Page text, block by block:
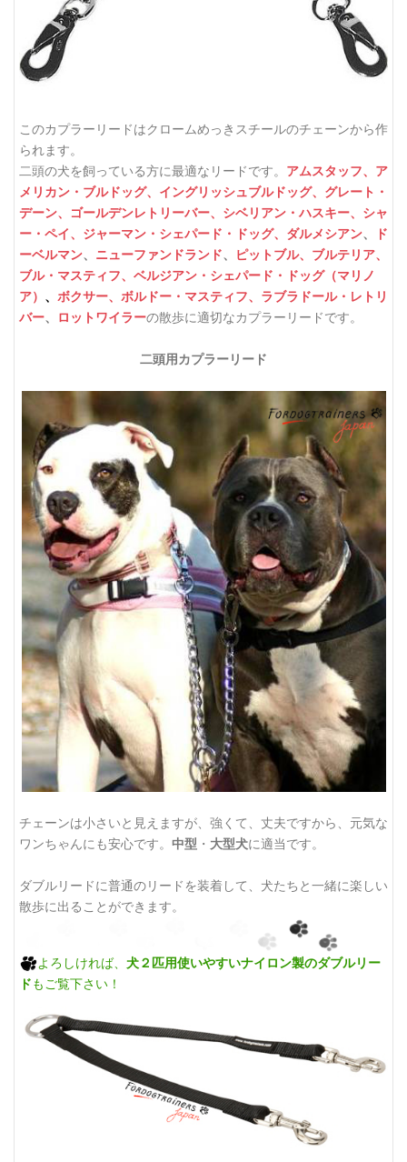
このカプラーリードはクロームめっきスチールのチェーンから作
られます。
二頭の犬を飼っている方に最適なリードです。 アムスタッフ、 ア
メリカン・ブルドッグ、 イングリッシュブルドッグ、 グレート・
デーン、
ゴールデンレトリーバー、 シベリアン・ハスキー、 シャ
ー・ペイ、 ジャーマン・シェパード・ドッグ、 ダルメシアン、
ド
ーベルマン、 ニューファンドランド、 ピットブル、 ブルテリア、
ブル・マスティフ、 ベルジアン・シェパード・ドッグ（マリノ
ア） 、 ボクサー、 ボルドー・マスティフ、 ラブラドール・レトリ
バー、 ロットワイラーの散歩に適切なカプラーリードです。
二頭用カプラーリード
チェーンは小さいと見えますが、強くて、丈夫ですから、元気な
ワンちゃんにも安心です。 中型 ・ 大型犬に適当です。
ダブルリードに普通のリードを装着して、犬たちと一緒に楽しい
散歩に出ることができます。
よろしければ、 犬２匹用使いやすいナイロン製のダブルリー
ドもご覧下さい！